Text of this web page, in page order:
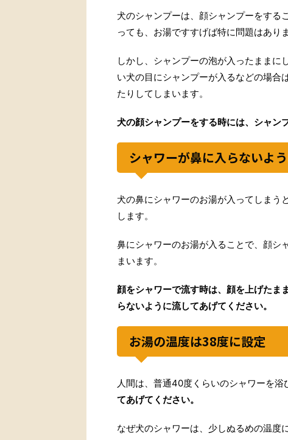
犬のシャンプーは、顔シャンプーをする
っても、お湯ですすげば特に問題はありま
しかし、シャンプーの泡が入ったままに
い犬の目にシャンプーが入るなどの場合
たりしてしまいます。
犬の顔シャンプーをする時には、シャン
シャワーが鼻に入らないよ
犬の鼻にシャワーのお湯が入ってしまう
します。
鼻にシャワーのお湯が入ることで、顔シ
まいます。
顔をシャワーで流す時は、顔を上げたま
らないように流してあげてください。
お湯の温度は38度に設定
人間は、普通40度くらいのシャワーを浴
てあげてください。
なぜ犬のシャワーは、少しぬるめの温度